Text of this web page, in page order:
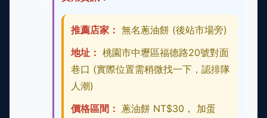
推薦店家： 無名蔥油餅 (後站市場旁)
地址： 桃園市中壢區福德路20號對面
巷口 (實際位置需稍微找一下，認排隊
人潮)
價格區間： 蔥油餅 NT$30， 加蛋